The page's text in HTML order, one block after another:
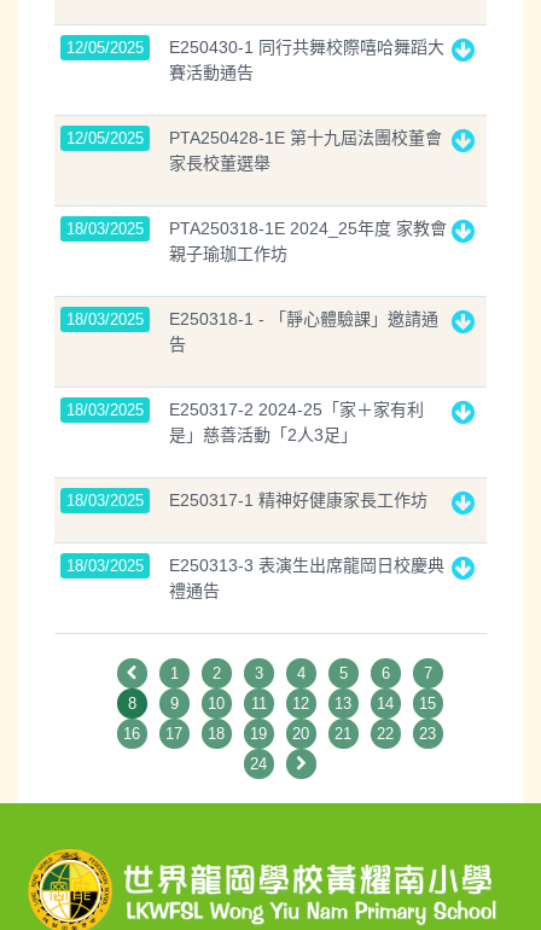
12/05/2025
E250430-1 同行共舞校際嘻哈舞蹈大
賽活動通告
12/05/2025
PTA250428-1E 第十九屆法團校董會
家長校董選舉
18/03/2025
PTA250318-1E 2024_25年度 家教會
親子瑜珈工作坊
18/03/2025
E250318-1 - 「靜心體驗課」邀請通
告
18/03/2025
E250317-2 2024-25「家＋家有利
是」慈善活動「2人3足」
18/03/2025 E250317-1 精神好健康家長工作坊
18/03/2025
E250313-3 表演生出席龍岡日校慶典
禮通告
1 2 3 4 5 6
7
8
9 10 11 12 13 14
15
16
17 18 19 20 21 22
23
24